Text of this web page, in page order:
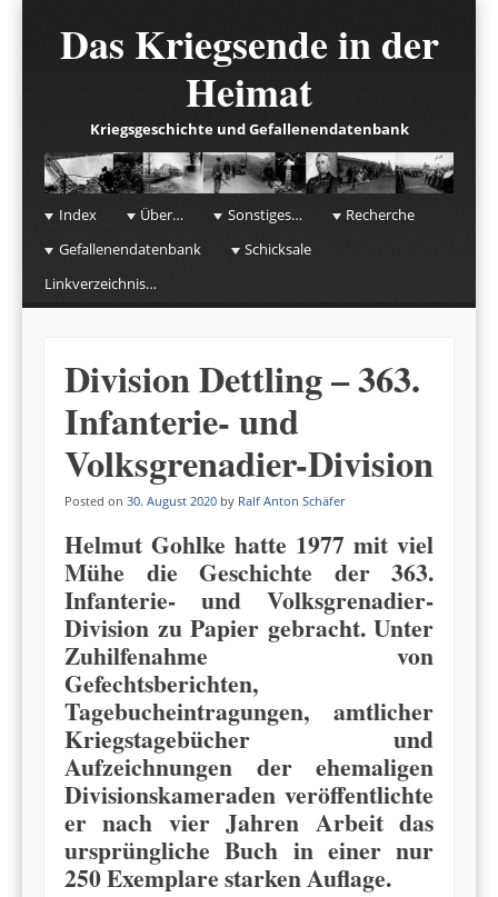
Das Kriegsende in der
Heimat
Kriegsgeschichte und Gefallenendatenbank
☰Menu
Skip to content
Index Über… Sonstiges…
Recherche
Gefallenendatenbank
Schicksale
Linkverzeichnis…
Division Dettling – 363.
Infanterie- und
Volksgrenadier-Division
Posted on 30. August 2020 by Ralf Anton Schäfer
Helmut Gohlke hatte 1977 mit viel
Mühe die Geschichte der 363.
Infanterie- und Volksgrenadier-
Division zu Papier gebracht. Unter
Zuhilfenahme von
Gefechtsberichten,
Tagebucheintragungen, amtlicher
Kriegstagebücher und
Aufzeichnungen der ehemaligen
Divisionskameraden veröffentlichte
er nach vier Jahren Arbeit das
ursprüngliche Buch in einer nur
250 Exemplare starken Auflage.